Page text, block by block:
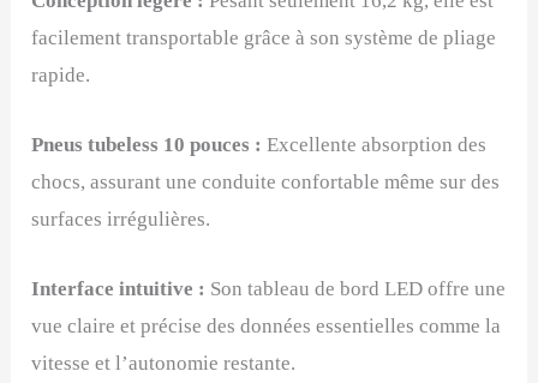
facilement transportable grâce à son système de pliage
rapide.
Pneus tubeless 10 pouces : Excellente absorption des
chocs, assurant une conduite confortable même sur des
surfaces irrégulières.
Interface intuitive : Son tableau de bord LED offre une
vue claire et précise des données essentielles comme la
vitesse et l’autonomie restante.